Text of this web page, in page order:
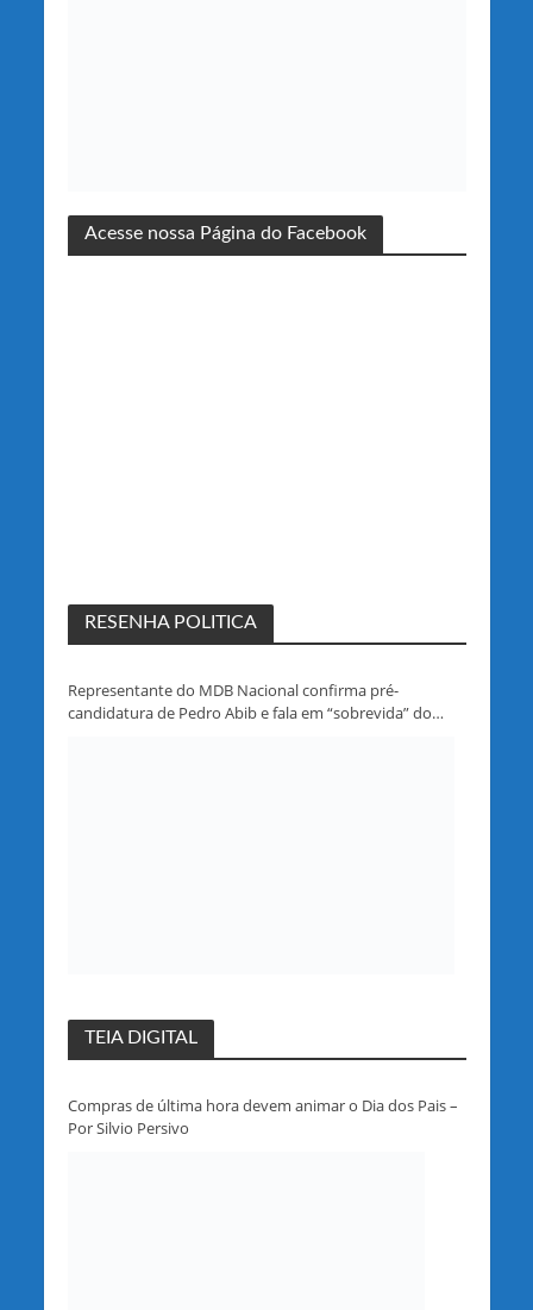
Acesse nossa Página do Facebook
RESENHA POLITICA
Representante do MDB Nacional confirma pré-
candidatura de Pedro Abib e fala em “sobrevida” do
TEIA DIGITAL
Compras de última hora devem animar o Dia dos Pais –
Por Silvio Persivo